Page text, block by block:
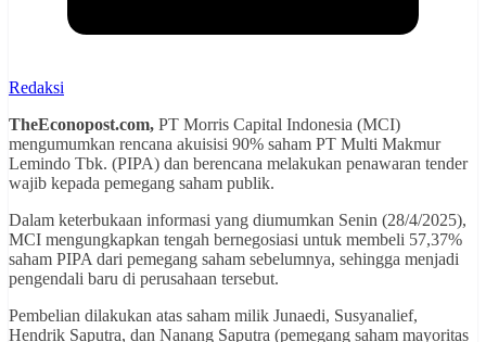
Redaksi
TheEconopost.com, PT Morris Capital Indonesia (MCI)
mengumumkan rencana akuisisi 90% saham PT Multi Makmur
Lemindo Tbk. (PIPA) dan berencana melakukan penawaran tender
wajib kepada pemegang saham publik.
Dalam keterbukaan informasi yang diumumkan Senin (28/4/2025),
MCI mengungkapkan tengah bernegosiasi untuk membeli 57,37%
saham PIPA dari pemegang saham sebelumnya, sehingga menjadi
pengendali baru di perusahaan tersebut.
Pembelian dilakukan atas saham milik Junaedi, Susyanalief,
Hendrik Saputra, dan Nanang Saputra (pemegang saham mayoritas